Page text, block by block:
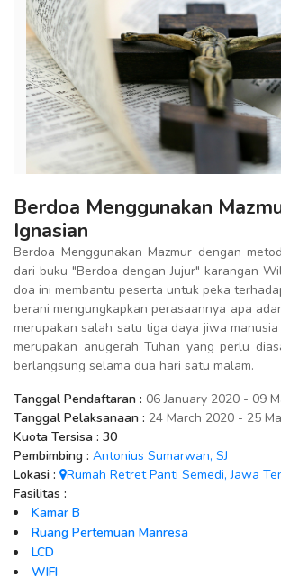
Berdoa Menggunakan
Ignasian
Berdoa Menggunakan Mazmur dengan
dari buku "Berdoa dengan Jujur" karangan
doa ini membantu peserta untuk peka
berani mengungkapkan perasaannya apa
merupakan salah satu tiga daya jiwa
merupakan anugerah Tuhan yang perlu
berlangsung selama dua hari satu malam.
Tanggal Pendaftaran : 06 January 2020 - 09
Tanggal Pelaksanaan : 24 March 2020 - 25
Kuota Tersisa : 30
Pembimbing : Antonius Sumarwan, SJ
Lokasi :
Rumah Retret Panti Semedi, Jawa
Fasilitas :
Kamar B
Ruang Pertemuan Manresa
LCD
WIFI